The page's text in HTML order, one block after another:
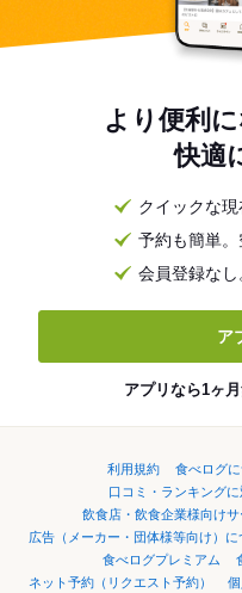
より便利
快適
クイックな
予約も簡単
会員登録な
ア
アプリなら1ヶ
利用規約 食べログ
口コミ・ランキング
飲食店・飲食企業様向けサ
広告（メーカー・団体様等向け）に
食べログプレミアム
ネット予約（リクエスト予約）